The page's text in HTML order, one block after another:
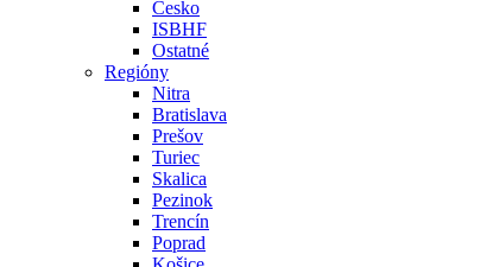
Česko
ISBHF
Ostatné
Regióny
Nitra
Bratislava
Prešov
Turiec
Skalica
Pezinok
Trencín
Poprad